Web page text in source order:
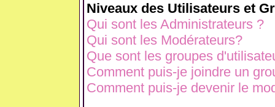
Niveaux des Utilisateurs et
Qui sont les Administrateurs ?
Qui sont les Modérateurs?
Que sont les groupes
Comment puis-je joindre un
Comment puis-je devenir le